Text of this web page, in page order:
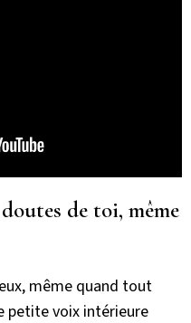
de toi, même
même quand tout
petite voix intérieure